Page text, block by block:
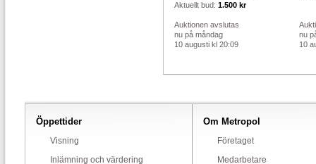
Aktuellt bud: 1.500 kr
Auktionen avslutas
nu på måndag
10 augusti kl 20:09
nu
10
Öppettider
Visning
Inlämning och värdering
Om Metropol
Företaget
Medarbetare